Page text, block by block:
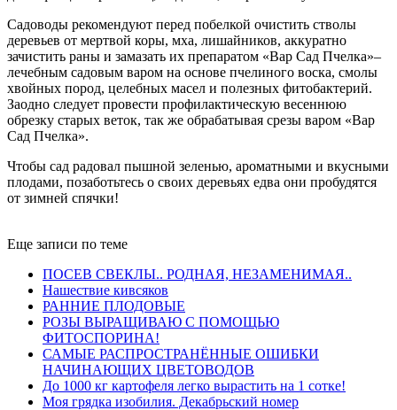
Садоводы рекомендуют перед побелкой очистить стволы
деревьев от мертвой коры, мха, лишайников, аккуратно
зачистить раны и замазать их препаратом «Вар Сад Пчелка»–
лечебным садовым варом на основе пчелиного воска, смолы
хвойных пород, целебных масел и полезных фитобактерий.
Заодно следует провести профилактическую весеннюю
обрезку старых веток, так же обрабатывая срезы варом «Вар
Сад Пчелка».
Чтобы сад радовал пышной зеленью, ароматными и вкусными
плодами, позаботьтесь о своих деревьях едва они пробудятся
от зимней спячки!
Еще записи по теме
ПОСЕВ СВЕКЛЫ.. РОДНАЯ, НЕЗАМЕНИМАЯ..
Нашествие кивсяков
РАННИЕ ПЛОДОВЫЕ
РОЗЫ ВЫРАЩИВАЮ С ПОМОЩЬЮ
ФИТОСПОРИНА!
САМЫЕ РАСПРОСТРАНЁННЫЕ ОШИБКИ
НАЧИНАЮЩИХ ЦВЕТОВОДОВ
До 1000 кг картофеля легко вырастить на 1 сотке!
Моя грядка изобилия. Декабрьский номер